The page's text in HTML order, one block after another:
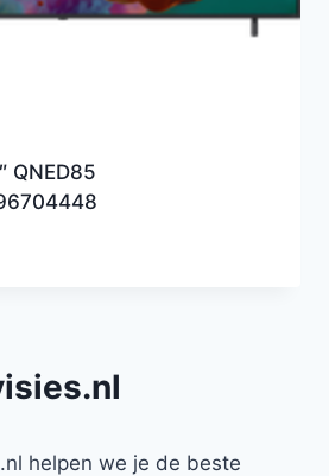
QNED85
helpen we je de beste